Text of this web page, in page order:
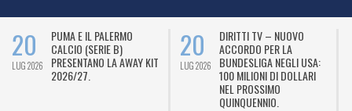
20
LUG 2026
PUMA E IL PALERMO
CALCIO (SERIE B)
PRESENTANO LA AWAY KIT
2026/27.
20
LUG 2026
DIRITTI TV – NUOVO
ACCORDO PER LA
BUNDESLIGA NEGLI USA:
100 MILIONI DI DOLLARI
NEL PROSSIMO
QUINQUENNIO.